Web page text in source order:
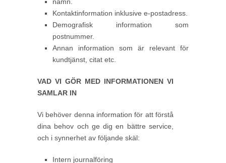
Kontaktinformation inklusive e-postadress.
Demografisk information som
postnummer.
Annan information som är relevant för
kundtjänst, citat etc.
VAD VI GÖR MED INFORMATIONEN VI
SAMLAR IN
Vi behöver denna information för att förstå
dina behov och ge dig en bättre service,
och i synnerhet av följande skäl:
Intern journalföring